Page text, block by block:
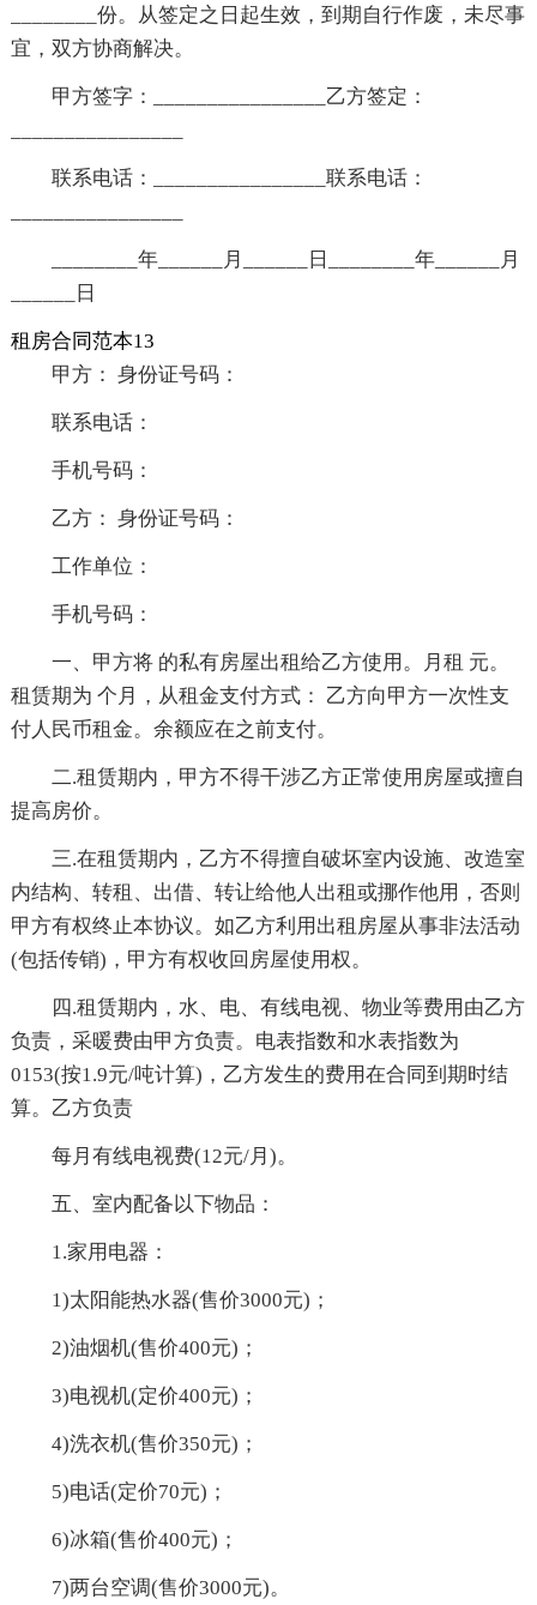
________份。从签定之日起生效，到期自行作废，未尽事
宜，双方协商解决。
甲方签字：________________乙方签定：
联系电话：________________联系电话：
________年______月______日________年______月
______日
租房合同范本13
甲方： 身份证号码：
联系电话：
手机号码：
乙方： 身份证号码：
工作单位：
手机号码：
一、甲方将 的私有房屋出租给乙方使用。月租 元。
租赁期为 个月，从租金支付方式： 乙方向甲方一次性支
付人民币租金。余额应在之前支付。
二.租赁期内，甲方不得干涉乙方正常使用房屋或擅自
提高房价。
三.在租赁期内，乙方不得擅自破坏室内设施、改造室
内结构、转租、出借、转让给他人出租或挪作他用，否则
甲方有权终止本协议。如乙方利用出租房屋从事非法活动
(包括传销)，甲方有权收回房屋使用权。
四.租赁期内，水、电、有线电视、物业等费用由乙方
负责，采暖费由甲方负责。电表指数和水表指数为
0153(按1.9元/吨计算)，乙方发生的费用在合同到期时结
算。乙方负责
每月有线电视费(12元/月)。
五、室内配备以下物品：
1.家用电器：
1)太阳能热水器(售价3000元)；
2)油烟机(售价400元)；
3)电视机(定价400元)；
4)洗衣机(售价350元)；
5)电话(定价70元)；
6)冰箱(售价400元)；
7)两台空调(售价3000元)。